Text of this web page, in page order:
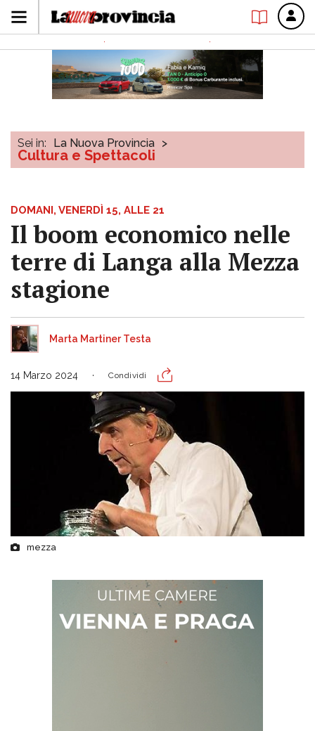
Sei in: La Nuova Provincia >
Cultura e Spettacoli
DOMANI, VENERDÌ 15, ALLE 21
Il boom economico nelle
terre di Langa alla Mezza
stagione
Marta Martiner Testa
14 Marzo 2024 Condividi
mezza